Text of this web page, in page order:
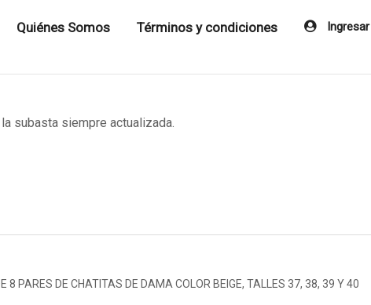
Quiénes Somos Términos y condiciones Ingresar
la subasta siempre actualizada.
8 PARES DE CHATITAS DE DAMA COLOR BEIGE, TALLES 37, 38, 39 Y 40